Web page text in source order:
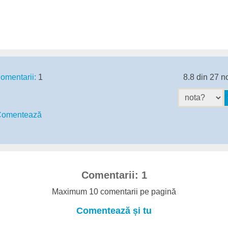
1 8.8 din 27
Comentarii: 1
Maximum 10 comentarii pe pagină
Comentează și tu